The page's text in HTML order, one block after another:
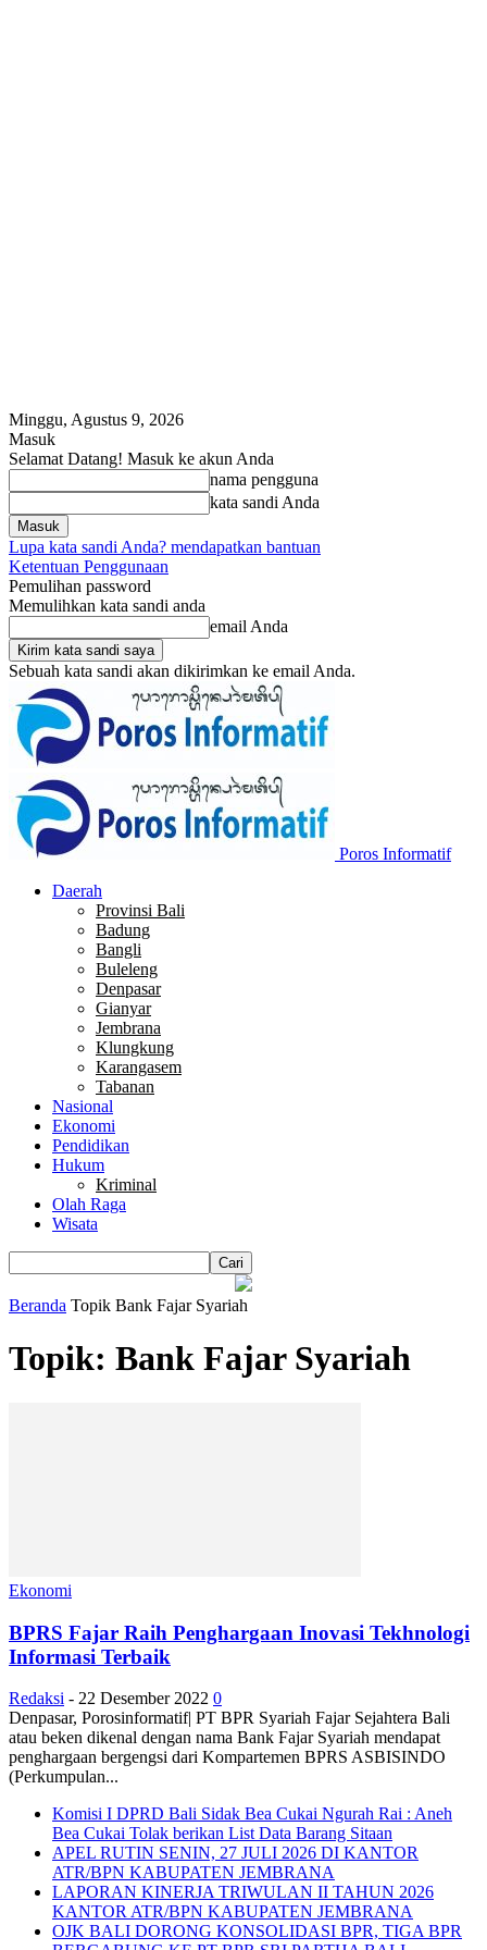
Minggu, Agustus 9, 2026
Masuk
Selamat Datang! Masuk ke akun Anda
nama pengguna
kata sandi Anda
Lupa kata sandi Anda? mendapatkan bantuan
Ketentuan Penggunaan
Pemulihan password
Memulihkan kata sandi anda
email Anda
Sebuah kata sandi akan dikirimkan ke email Anda.
Poros Informatif
Daerah
Provinsi Bali
Badung
Bangli
Buleleng
Denpasar
Gianyar
Jembrana
Klungkung
Karangasem
Tabanan
Nasional
Ekonomi
Pendidikan
Hukum
Kriminal
Olah Raga
Wisata
Beranda Topik Bank Fajar Syariah
Topik: Bank Fajar Syariah
Ekonomi
BPRS Fajar Raih Penghargaan Inovasi Tekhnologi
Informasi Terbaik
Redaksi - 22 Desember 2022 0
Denpasar, Porosinformatif| PT BPR Syariah Fajar Sejahtera Bali
atau beken dikenal dengan nama Bank Fajar Syariah mendapat
penghargaan bergengsi dari Kompartemen BPRS ASBISINDO
(Perkumpulan...
Komisi I DPRD Bali Sidak Bea Cukai Ngurah Rai : Aneh
Bea Cukai Tolak berikan List Data Barang Sitaan
APEL RUTIN SENIN, 27 JULI 2026 DI KANTOR
ATR/BPN KABUPATEN JEMBRANA
LAPORAN KINERJA TRIWULAN II TAHUN 2026
KANTOR ATR/BPN KABUPATEN JEMBRANA
OJK BALI DORONG KONSOLIDASI BPR, TIGA BPR